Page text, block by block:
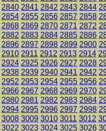
2840 2841 2842 2843 2844
2854 2855 2856 2857 2858
2868 2869 2870 2871 2872
2882 2883 2884 2885 2886
2896 2897 2898 2899 2900
2910 2911 2912 2913 2914
2924 2925 2926 2927 2928
2938 2939 2940 2941 2942
2952 2953 2954 2955 2956
2966 2967 2968 2969 2970
2980 2981 2982 2983 2984
2994 2995 2996 2997 2998
3008 3009 3010 3011 3012
3022 3023 3024 3025 3026